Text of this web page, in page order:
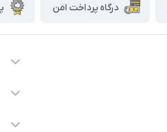
درگاه پرداخت امن